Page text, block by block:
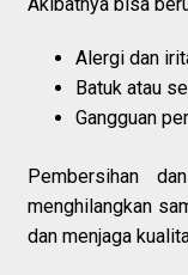
Alergi dan
Batuk atau
Gangguan
Pembersihan
menghilangkan
dan menjaga